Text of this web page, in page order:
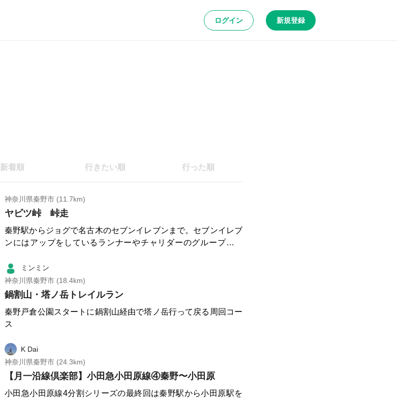
ログイン 新規登録
新着順 行きたい順 行った順
神奈川県秦野市 (11.7km)
ヤビツ峠 峠走
秦野駅からジョグで名古木のセブンイレブンまで。セブンイレブ
ンにはアップをしているランナーやチャリダーのグループが多
が蓑毛までの道は山道ではないがなかなかの勾配が続き心が折れ
る。蓑毛を過ぎるとつづら折りの坂が続き、勾配が緩むところも
多いので意外と頑張れる。菜の花台につくともう終わったような
に10～11ｋｍくらいとのところに勾配が緩まない区間があり、個
人的には底が一番きつかった。距離は11．7ｋｍ、総上昇量は68
なると高をくくっていたが、蓑毛を過ぎて足が終わり、思ったよ
うにペースが上げられず、きつかった。上りで使い果たすと、下
りが持たないので要注意。 最後は『名水はだの富士見の湯』で疲
れを癒やせます。
ミンミン
神奈川県秦野市 (18.4km)
鍋割山・塔ノ岳トレイルラン
秦野戸倉公園スタートに鍋割山経由で塔ノ岳行って戻る周回コー
ス
K Dai
神奈川県秦野市 (24.3km)
【月一沿線倶楽部】小田急小田原線④秦野〜小田原
小田急小田原線4分割シリーズの最終回は秦野駅から小田原駅を